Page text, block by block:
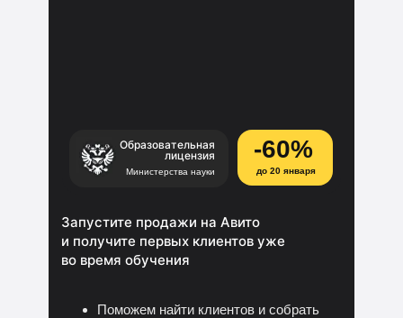
Поможем найти клиентов и собрать
Запустите продажи на Авито
и получите первых клиентов уже
во время обучения
-60%
до 20 января
Образовательная
лицензия
Министерства науки